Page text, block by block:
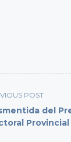
POST
del
Provincial